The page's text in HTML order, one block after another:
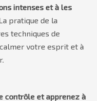
intenses et à les
pratique de la
techniques de
votre esprit et à
contrôle et apprenez à